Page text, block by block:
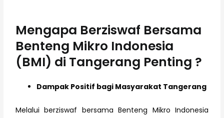
Mengapa Berziswaf Bersama
Benteng Mikro Indonesia
(BMI) di Tangerang Penting ?
Dampak Positif bagi Masyarakat Tangerang
Melalui berziswaf bersama Benteng Mikro Indonesia